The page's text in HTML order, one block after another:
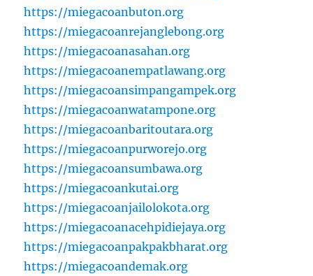
https://miegacoanbuton.org
https://miegacoanrejanglebong.org
https://miegacoanasahan.org
https://miegacoanempatlawang.org
https://miegacoansimpangampek.org
https://miegacoanwatampone.org
https://miegacoanbaritoutara.org
https://miegacoanpurworejo.org
https://miegacoansumbawa.org
https://miegacoankutai.org
https://miegacoanjailolokota.org
https://miegacoanacehpidiejaya.org
https://miegacoanpakpakbharat.org
https://miegacoandemak.org